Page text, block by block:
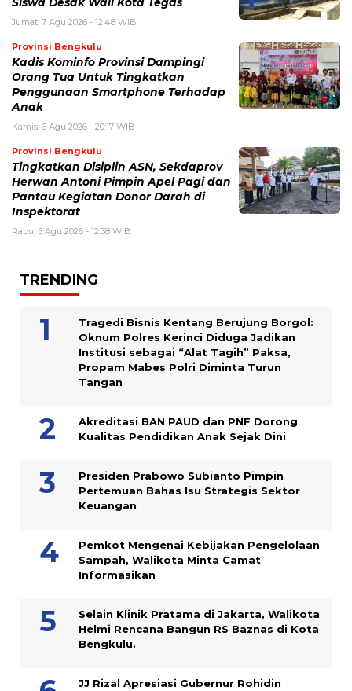
Siswa Desak Wali Kota Tegas
Jumat, 7 Agu 2026 - 12:48 WIB
Provinsi Bengkulu
Kadis Kominfo Provinsi Dampingi
Orang Tua Untuk Tingkatkan
Penggunaan Smartphone Terhadap
Anak
Kamis, 6 Agu 2026 - 20:17 WIB
Provinsi Bengkulu
Tingkatkan Disiplin ASN, Sekdaprov
Herwan Antoni Pimpin Apel Pagi dan
Pantau Kegiatan Donor Darah di
Inspektorat
Rabu, 5 Agu 2026 - 12:38 WIB
TRENDING
Tragedi Bisnis Kentang Berujung Borgol:
Oknum Polres Kerinci Diduga Jadikan
Institusi sebagai “Alat Tagih” Paksa,
Propam Mabes Polri Diminta Turun
Tangan
Akreditasi BAN PAUD dan PNF Dorong
Kualitas Pendidikan Anak Sejak Dini
Presiden Prabowo Subianto Pimpin
Pertemuan Bahas Isu Strategis Sektor
Keuangan
Pemkot Mengenai Kebijakan Pengelolaan
Sampah, Walikota Minta Camat
Informasikan
Selain Klinik Pratama di Jakarta, Walikota
Helmi Rencana Bangun RS Baznas di Kota
Bengkulu.
JJ Rizal Apresiasi Gubernur Rohidin